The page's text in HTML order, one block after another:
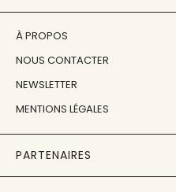
À PROPOS
NOUS CONTACTER
NEWSLETTER
MENTIONS LÉGALES
PARTENAIRES